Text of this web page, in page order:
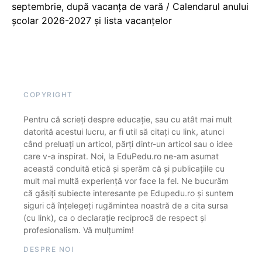
septembrie, după vacanța de vară / Calendarul anului
școlar 2026-2027 și lista vacanțelor
COPYRIGHT
Pentru că scrieți despre educație, sau cu atât mai mult
datorită acestui lucru, ar fi util să citați cu link, atunci
când preluați un articol, părți dintr-un articol sau o idee
care v-a inspirat. Noi, la EduPedu.ro ne-am asumat
această conduită etică și sperăm că și publicațiile cu
mult mai multă experiență vor face la fel. Ne bucurăm
că găsiți subiecte interesante pe Edupedu.ro și suntem
siguri că înțelegeți rugămintea noastră de a cita sursa
(cu link), ca o declarație reciprocă de respect și
profesionalism. Vă mulțumim!
DESPRE NOI